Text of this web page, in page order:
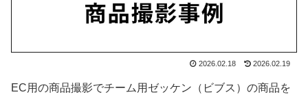
2026.02.18 2026.02.19
EC用の商品撮影でチーム用ゼッケン（ビブス）の商品を